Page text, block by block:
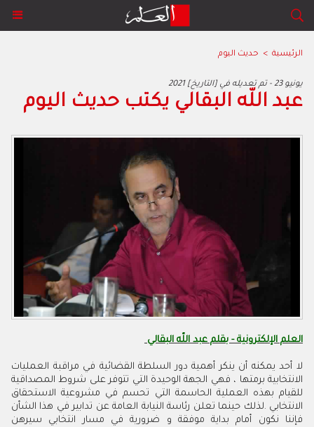
الرئيسية > حديث اليوم
2021 يونيو 23 - تم تعديله في [التاريخ]
عبد اللّه البقالي يكتب حديث اليوم
العلم الإلكترونية - بقلم عبد اللّه البقالي
لا أحد يمكنه أن ينكر أهمية دور السلطة القضائية في مراقبة العمليات
الانتخابية برمتها ، فهي الجهة الوحيدة التي تتوفر على شروط المصداقية
للقيام بهذه العملية الحاسمة التي تحسم في مشروعية الاستحقاق
الانتخابي .لذلك حينما تعلن رئاسة النيابة العامة عن تدابير في هذا الشأن
فإننا نكون أمام بداية موفقة و ضرورية في مسار انتخابي سيرهن